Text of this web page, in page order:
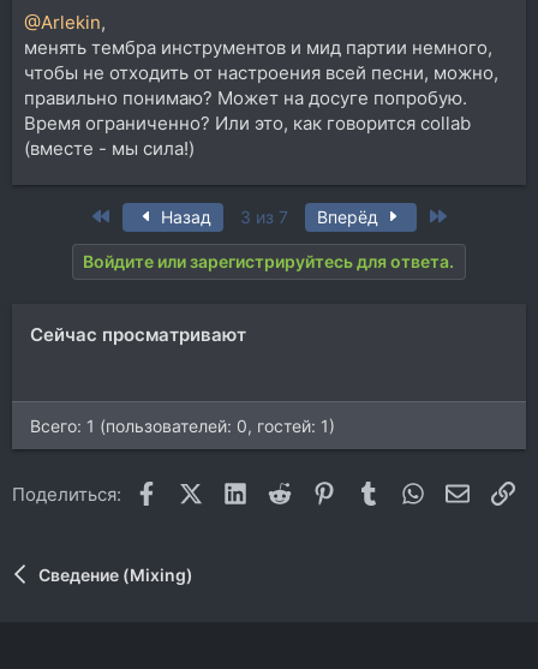
@Arlekin,
менять тембра инструментов и мид партии немного,
чтобы не отходить от настроения всей песни, можно,
правильно понимаю? Может на досуге попробую.
Время ограниченно? Или это, как говорится collab
(вместе - мы сила!)
First Назад 3 из 7 Вперёд
Войдите или зарегистрируйтесь для ответа.
Сейчас просматривают
Всего: 1 (пользователей: 0, гостей: 1)
Поделиться: FacebookX (Twitter)
LinkedIn
Reddit Pinterest
Tumblr WhatsApp
Сведение (Mixing)